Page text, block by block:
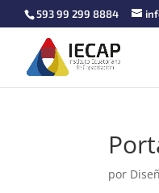
593 99 299 8884
por